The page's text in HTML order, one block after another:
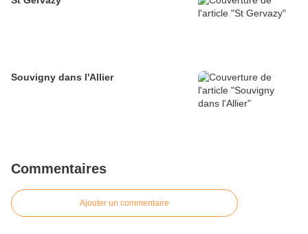
Souvigny dans l'Allier
Commentaires
Ajouter un commentaire